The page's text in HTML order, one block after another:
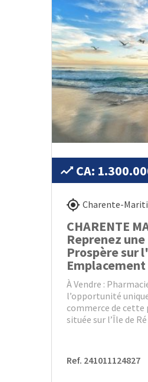
CA:
Charente-
CHARENTE
Reprenez
Prospère sur
Emplacement
À Vendre :
l’opportunité
commerce de
située sur l’Île de
Ref. 241011124827